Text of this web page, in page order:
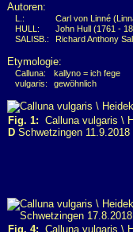
Autoren:
L.:
Carl von Linné
HULL:
John Hull (1761 -
SALISB.:
Richard Anthony
Etymologie:
Calluna:
kallyno = ich fege
vulgaris:
gewöhnlich
Fig. 1: Calluna vulgaris \
D Schwetzingen 11.9.2018
Fig. 4: Calluna vulgaris \